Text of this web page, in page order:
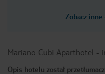
Zobacz
Mariano Cubi Aparthotel -
Opis hotelu został